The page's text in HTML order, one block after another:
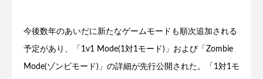
今後数年のあいだに新たなゲームモードも順次追加される
予定があり、「1v1 Mode(1対1モード)」および「Zombie
Mode(ゾンビモード)」の詳細が先行公開された。「1対1モ